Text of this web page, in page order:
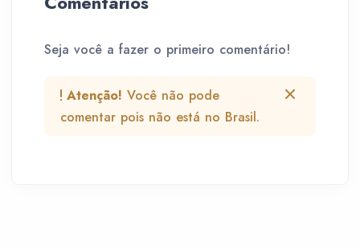
Seja você a fazer o primeiro comentário!
Atenção! Você não pode
comentar pois não está no Brasil.